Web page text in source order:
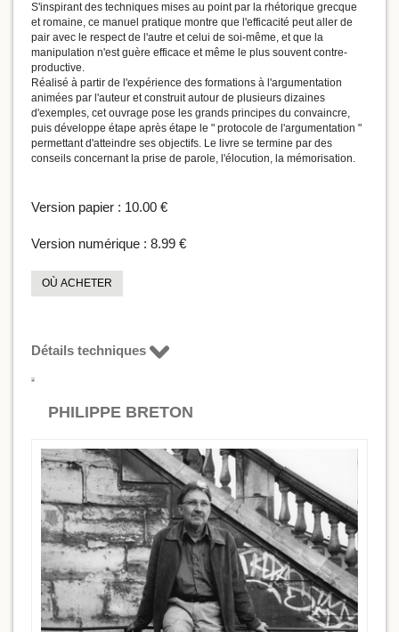
S'inspirant des techniques mises au point par la rhétorique grecque
et romaine, ce manuel pratique montre que l'efficacité peut aller de
pair avec le respect de l'autre et celui de soi-même, et que la
manipulation n'est guère efficace et même le plus souvent contre-
productive.
Réalisé à partir de l'expérience des formations à l'argumentation
animées par l'auteur et construit autour de plusieurs dizaines
d'exemples, cet ouvrage pose les grands principes du convaincre,
puis développe étape après étape le " protocole de l'argumentation "
permettant d'atteindre ses objectifs. Le livre se termine par des
conseils concernant la prise de parole, l'élocution, la mémorisation.
Version papier : 10.00 €
Version numérique : 8.99 €
OÙ ACHETER
Détails techniques
PHILIPPE BRETON